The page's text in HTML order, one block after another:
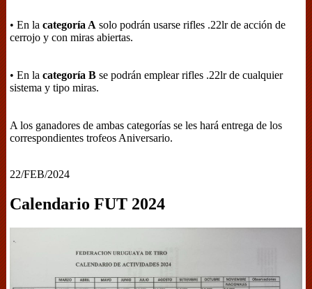
• En la categoría A solo podrán usarse rifles .22lr de acción de
cerrojo y con miras abiertas.
• En la categoría B se podrán emplear rifles .22lr de cualquier
sistema y tipo miras.
A los ganadores de ambas categorías se les hará entrega de los
correspondientes trofeos Aniversario.
22/FEB/2024
Calendario FUT 2024